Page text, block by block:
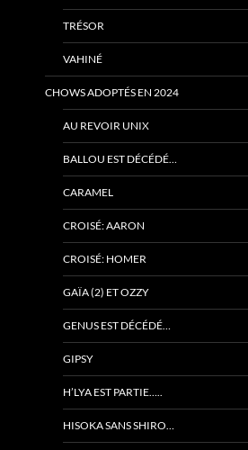
TRÉSOR
VAHINÉ
CHOWS ADOPTÉS EN 2024
AU REVOIR UNIX
BALLOU EST DÉCÉDÉ…
CARAMEL
CROISÉ: AARON
CROISÉ: HOMER
GAÏA (2) ET OZZY
GENUS EST DÉCÉDÉ…
GIPSY
H’LYA EST PARTIE…..
HISOKA SANS SHIRO…